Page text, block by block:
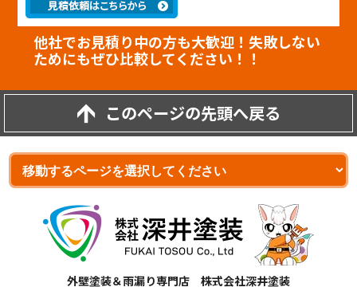
他社でお見積り中の方も大歓迎！失敗しない
ためにもぜひ比較してください！！
このページの先頭へ戻る
外壁塗装＆雨漏り専門店 株式会社深井塗装